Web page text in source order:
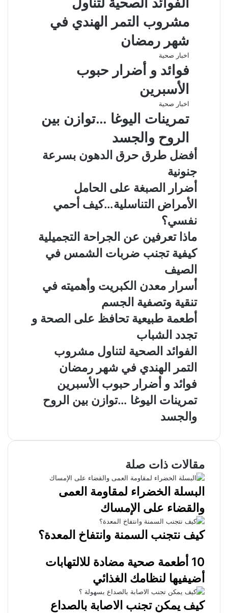
مشروب التمر الهندي في
شهر رمضان
اخبار صحية
فوائد و أضرار حبوب
الأسبرين
اخبار صحية
تمرينات اليوغا …توازن بين
الروح والجسد
أفضل طرق حرق الدهون بسرعة
جنونية
أضرار الصبغة على الحامل
الأمراض التناسلية…كيف أحمي
نفسي؟
ماذا تعرفين عن الجراحة التجميلية
كيفية تجنب ضربات الشمس في
الصيف
أسرار معدن الكبريت وأهميته في
تنقية وتصفية الجسم
أطعمة طبيعية تحافظ على الصحة و
تجدد الشباب
الفوائد الصحية لتناول مشروب
التمر الهندي في شهر رمضان
فوائد و أضرار حبوب الأسبرين
تمرينات اليوغا …توازن بين الروح
والجسد
مقالات ذات صلة
البسلة الخضراء لمقاومة العمى
والقضاء على الإمساك
كيف نتجنب السمنة وانتفاخ المعدة؟
10 أطعمة صحية مضادة للالتهابات
أضيفيها لنظامك الغذائي
كيف يمكن تجنب الاصابة بالصداع